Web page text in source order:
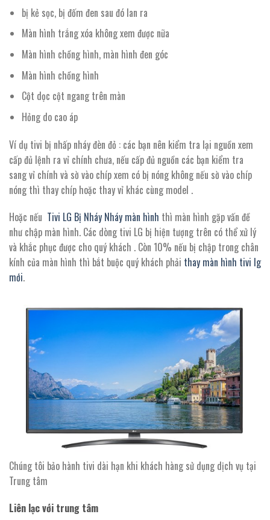
bị kẻ sọc, bị đốm đen sau đó lan ra
Màn hình trắng xóa không xem được nữa
Màn hình chồng hình, màn hình đen góc
Màn hình chồng hình
Cột dọc cột ngang trên màn
Hỏng do cao áp
Ví dụ tivi bị nhấp nháy đèn đỏ : các bạn nên kiểm tra lại nguồn xem
cấp đủ lệnh ra vỉ chính chưa, nếu cấp đủ nguồn các bạn kiểm tra
sang vỉ chính và sờ vào chíp xem có bị nóng không nếu sờ vào chíp
nóng thì thay chíp hoặc thay vỉ khác cùng model .
Hoặc nếu Tivi LG Bị Nháy Nháy màn hình thì màn hình gặp vấn đề
như chập màn hình. Các dòng tivi LG bị hiện tượng trên có thể xử lý
và khắc phục được cho quý khách . Còn 10% nếu bị chập trong chân
kính của màn hình thì bắt buộc quý khách phải thay màn hình tivi lg
mới.
Chúng tôi bảo hành tivi dài hạn khi khách hàng sử dụng dịch vụ tại
Trung tâm
Liên lạc với trung tâm